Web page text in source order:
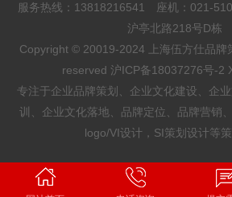
服务热线：13818216541 座机：021-
沪亭北路218号D栋
Copyright © 20019-2024 上海伍方仕品牌
reserved 沪ICP备18037276号-2
专注于企业品牌策划、企业文化建设、企
训、企业文化落地、品牌定位、品牌营销
logo/VI设计，SI策划设计等策